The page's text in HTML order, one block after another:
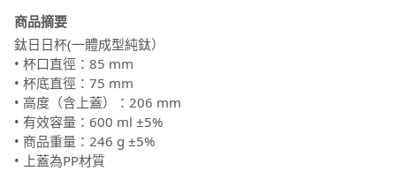
商品摘要
鈦日日杯(一體成型純鈦）
• 杯口直徑：85 mm
• 杯底直徑：75 mm
• 高度（含上蓋）：206 mm
• 有效容量：600 ml ±5%
• 商品重量：246 g ±5%
• 上蓋為PP材質